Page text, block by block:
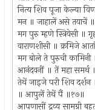
नित्य शिव पूजा केल्या
मन ॥ जाहालें असे तयाचें
मग पुरु म्हणे स्त्रियेसी ॥
वाराणशीसी ॥ क्रमिजे
मग बोले ते पुरुची
आनंदवनीं ॥ तें महा समर्थ
तेथें जाइजे परी शिव
॥ आपुलें तेथें पैं ॥१७॥
आपणासीं द्रव्य सामग्री